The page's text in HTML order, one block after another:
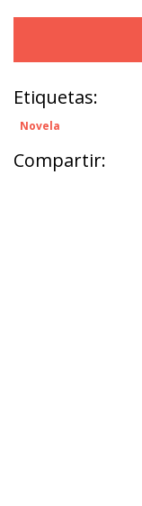
Etiquetas:
Novela
Compartir: